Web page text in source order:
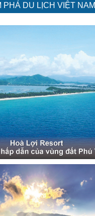
PHÁ DU LỊCH VIỆT NAM